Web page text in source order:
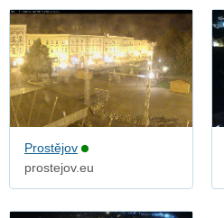
Prostějov
prostejov.eu